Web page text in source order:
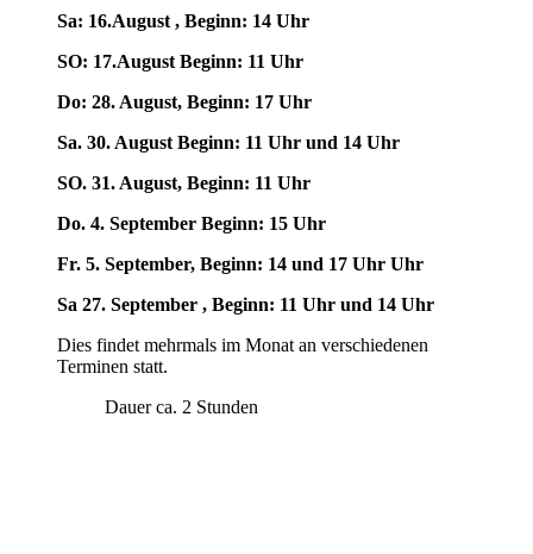
Sa: 16.August , Beginn: 14 Uhr
SO: 17.August Beginn: 11 Uhr
Do: 28. August, Beginn: 17 Uhr
Sa. 30. August Beginn: 11 Uhr und 14 Uhr
SO. 31. August, Beginn: 11 Uhr
Do. 4. September Beginn: 15 Uhr
Fr. 5. September, Beginn: 14 und 17 Uhr Uhr
Sa 27. September , Beginn: 11 Uhr und 14 Uhr
Dies findet mehrmals im Monat an verschiedenen
Terminen statt.
Dauer ca. 2 Stunden